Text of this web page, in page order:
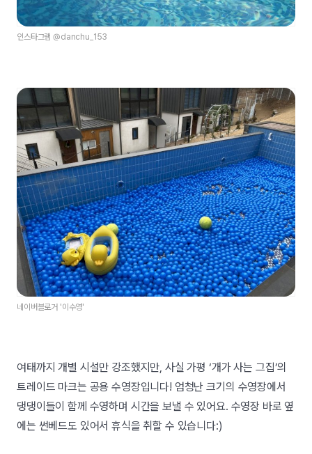
인스타그램 @danchu_153
네이버블로거 '이수영'
여태까지 개별 시설만 강조했지만, 사실 가평 ‘개가 사는 그집’의
트레이드 마크는 공용 수영장입니다! 엄청난 크기의 수영장에서
댕댕이들이 함께 수영하며 시간을 보낼 수 있어요. 수영장 바로 옆
에는 썬베드도 있어서 휴식을 취할 수 있습니다:)